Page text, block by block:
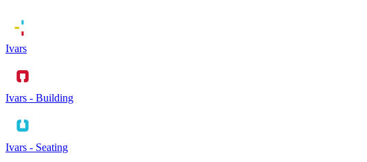
Ivars
Ivars - Building
Ivars - Seating